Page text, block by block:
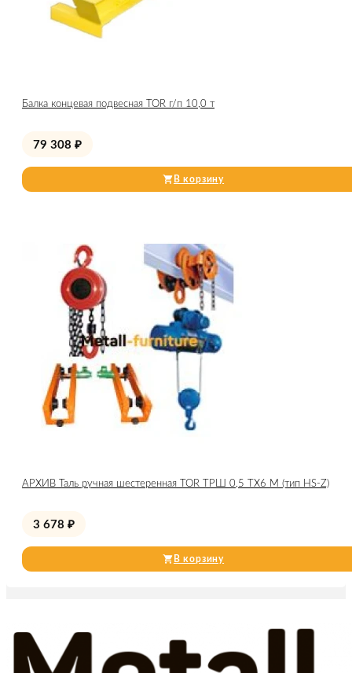
Балка концевая подвесная TOR г/п 10,0 т
79 308 ₽
В корзину
АРХИВ Таль ручная шестеренная TOR ТРШ 0,5 ТХ6 М (тип HS-Z)
3 678 ₽
В корзину